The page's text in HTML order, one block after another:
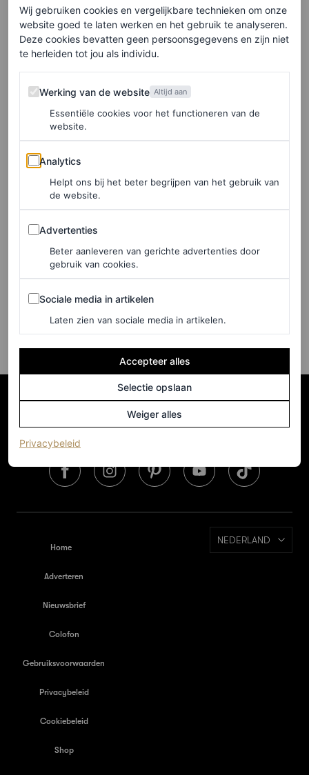
PARTNERSHIP
Vloeiend en sculpturaal:
sieraden die jouw summer
holiday look die breezy vibe
geven
WELLNESS
dutje
IRENE COLTRINARI
Home
Adverteren
Nieuwsbrief
Colofon
Gebruiksvoorwaarden
Privacybeleid
Cookiebeleid
Shop
NEDERLAND
Wij gebruiken cookies en vergelijkbare technieken om onze
website goed te laten werken en het gebruik te analyseren.
Deze cookies bevatten geen persoonsgegevens en zijn niet
te herleiden tot jou als individu.
Werking van de website
Werking van de website Altijd aan
Essentiële cookies voor het functioneren van de
website.
Analytics
Analytics
Helpt ons bij het beter begrijpen van het gebruik van
de website.
Advertenties
Advertenties
Beter aanleveren van gerichte advertenties door
gebruik van cookies.
Sociale media in artikelen
Sociale media in artikelen
Laten zien van sociale media in artikelen.
Accepteer alles
Selectie opslaan
Weiger alles
Privacybeleid